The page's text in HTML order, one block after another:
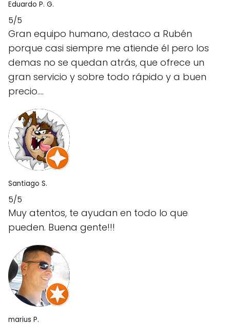
Eduardo P. G.
5/5
Gran equipo humano, destaco a Rubén
porque casi siempre me atiende él pero los
demas no se quedan atrás, que ofrece un
gran servicio y sobre todo rápido y a buen
precio....
Santiago S.
5/5
Muy atentos, te ayudan en todo lo que
pueden. Buena gente!!!
marius P.